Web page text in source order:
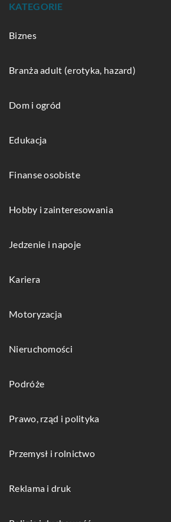
KATEGORIE
Biznes
Branża adult (erotyka, hazard)
Dom i ogród
Edukacja
Finanse osobiste
Hobby i zainteresowania
Jedzenie i napoje
Kariera
Motoryzacja
Nieruchomości
Podróże
Prawo, rząd i polityka
Przemysł i rolnictwo
Reklama i druk